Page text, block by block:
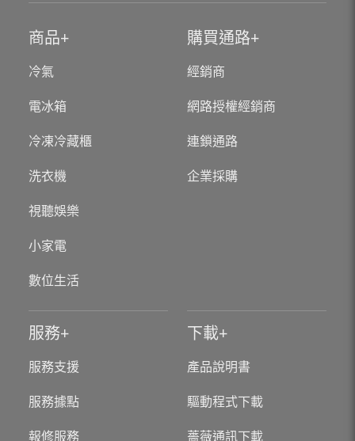
商品
冷氣
電冰箱
冷凍冷藏櫃
洗衣機
視聽娛樂
小家電
數位生活
購買通路
經銷商
網路授權經銷商
連鎖通路
企業採購
服務
服務支援
服務據點
報修服務
下載
產品說明書
驅動程式下載
薔薇通訊下載